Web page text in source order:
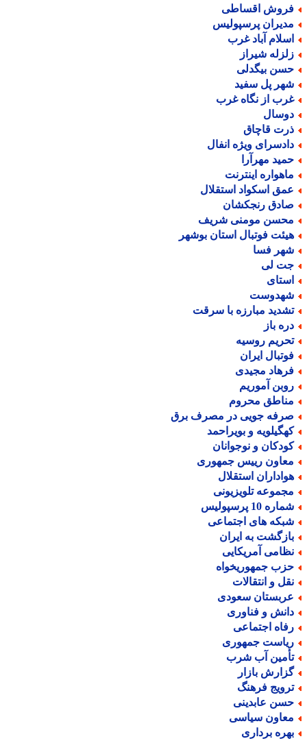
اقساطی
پرسپولیس
آباد غرب
شیراز
بیگدلی
پل سفید
از نگاه غرب
قاچاق
ویژه انفال
مهرآرا
اینترنت
اسکواد استقلال
رنجکشان
مومنی شریف
فوتبال استان بوشهر
فسا
لی
مبارزه با سرقت
باز
روسیه
ایران
مجیدی
آموریم
محروم
جویی در مصرف برق
و بویراحمد
و نوجوانان
رییس جمهوری
استقلال
تلویزیونی
10 پرسپولیس
های اجتماعی
به ایران
آمریکایی
جمهوریخواه
و انتقالات
سعودی
و فناوری
اجتماعی
جمهوری
آب شرب
بازار
فرهنگ
عابدینی
سیاسی
برداری